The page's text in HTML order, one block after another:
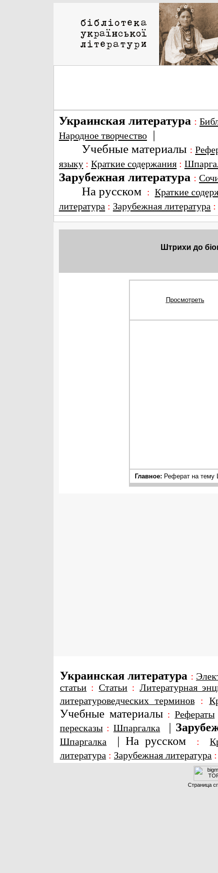
Украинская литература :
Народное творчество |
Учебные материалы :
языку : Краткие содержания :
Зарубежная литература :
На русском : Краткие
литература : Зарубежная литература
Штрихи до
Просмотреть
Главное: Реферат на тему
Украинская литература :
статьи : Статьи: Литературная
литературоведческих терминов:
Учебные материалы : Рефераты
пересказы : Шпаргалка |
Шпаргалка | На русском :
литература : Зарубежная литература
Страница